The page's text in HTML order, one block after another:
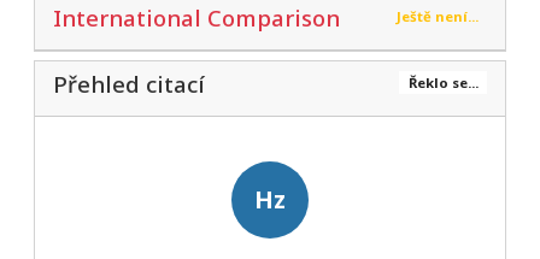
Ještě není...
International Comparison
Řeklo se...
Přehled citací
Hz